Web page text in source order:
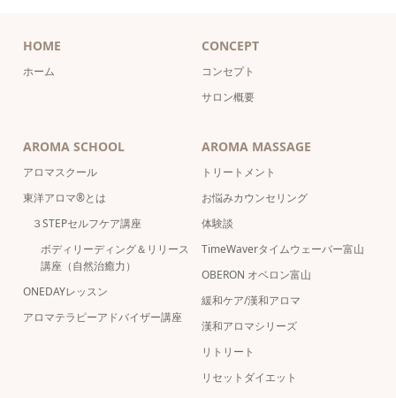
HOME
ホーム
CONCEPT
コンセプト
サロン概要
AROMA SCHOOL
アロマスクール
東洋アロマ®とは
３STEPセルフケア講座
ボディリーディング＆リリース
講座（自然治癒力）
ONEDAYレッスン
アロマテラピーアドバイザー講座
AROMA MASSAGE
トリートメント
お悩みカウンセリング
体験談
TimeWaverタイムウェーバー富山
OBERON オベロン富山
緩和ケア/漢和アロマ
漢和アロマシリーズ
リトリート
リセットダイエット